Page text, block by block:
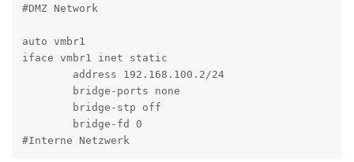
#DMZ Network
auto vmbr1
iface vmbr1 inet static
#Interne Netzwerk